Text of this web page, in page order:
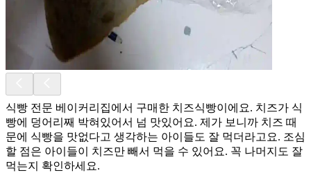
식빵 전문 베이커리집에서 구매한 치즈식빵이에요. 치즈가 식
빵에 덩어리째 박혀있어서 넘 맛있어요. 제가 보니까 치즈 때
문에 식빵을 맛없다고 생각하는 아이들도 잘 먹더라고요. 조심
할 점은 아이들이 치즈만 빼서 먹을 수 있어요. 꼭 나머지도 잘
먹는지 확인하세요.